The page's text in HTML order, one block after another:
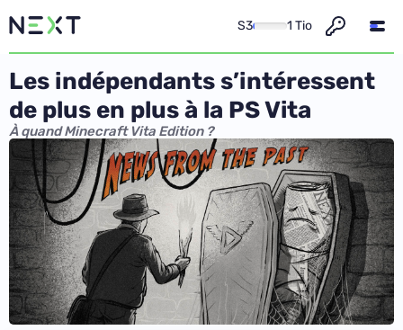
S3 1 Tio
Les indépendants s’intéressent
de plus en plus à la PS Vita
À quand Minecraft Vita Edition ?